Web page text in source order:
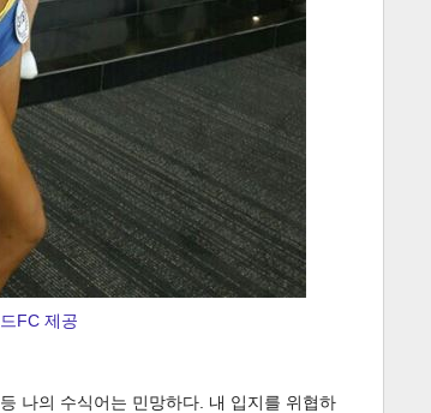
FC 제공
나의 수식어는 민망하다. 내 입지를 위협하